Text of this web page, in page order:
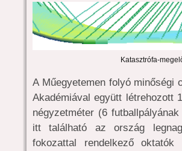
Katasztrófa-
A Műegyetemen folyó minőségi
Akadémiával együtt létrehozott
négyzetméter (6
itt található az ország
fokozattal rendelkező